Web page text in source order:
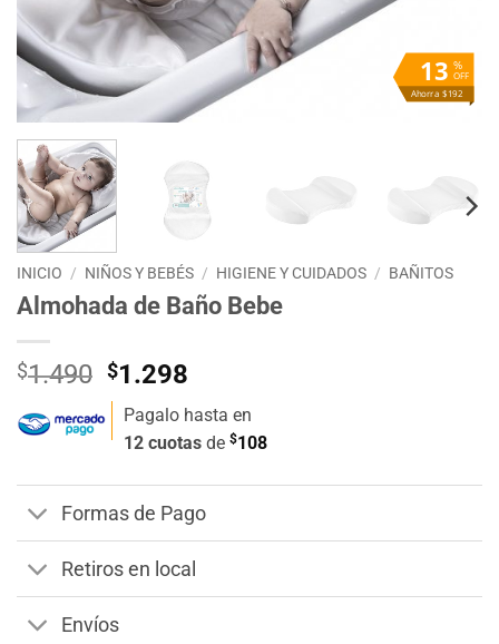
%
OFF
13
Ahorra $192
INICIO / NIÑOS Y BEBÉS / HIGIENE Y CUIDADOS / BAÑITOS
Almohada de Baño Bebe
$1.490 El
precio
original
era:
$1.490.
$1.298
actual
es:
$1.298.
Pagalo hasta en
12 cuotas de $108
Formas de Pago
Retiros en local
Envíos